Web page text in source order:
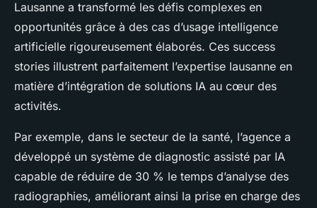
Lausanne a transformé les défis complexes en
opportunités grâce à des cas d’usage intelligence
artificielle rigoureusement élaborés. Ces success
stories illustrent parfaitement l’expertise lausanne en
matière d’intégration de solutions IA au cœur des
activités.
Par exemple, dans le secteur de la santé, l’agence a
développé un système de diagnostic assisté par IA
capable de réduire de 30 % le temps d’analyse des
radiographies, améliorant ainsi la prise en charge des